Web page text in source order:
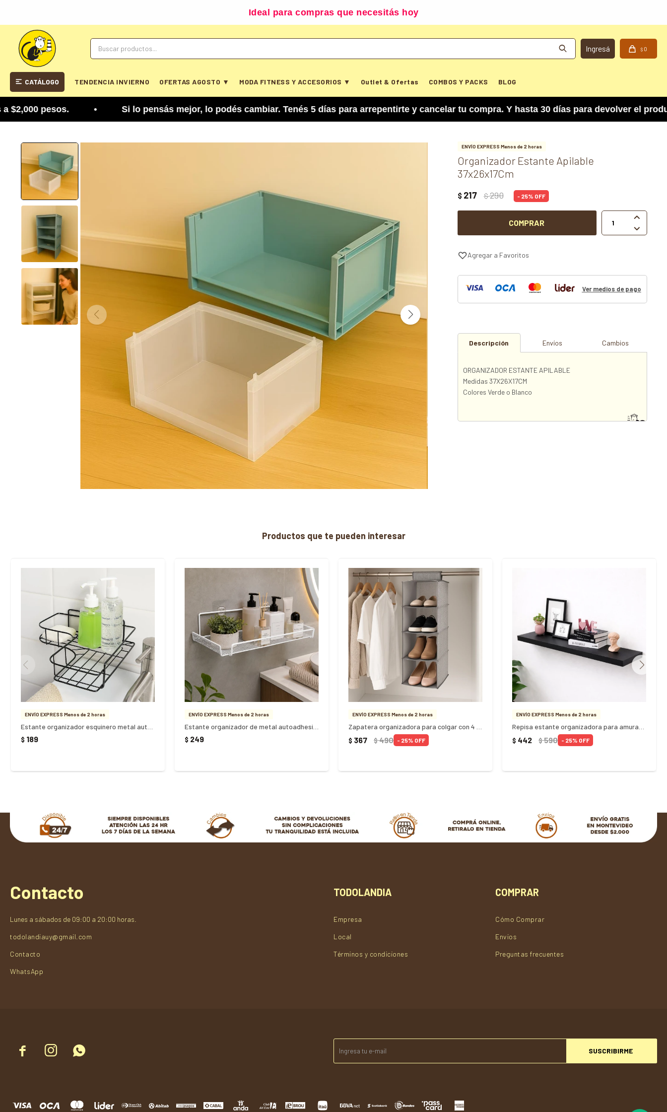
Ideal para compras que necesitás hoy
CATÁLOGO TENDENCIA INVIERNO OFERTAS AGOSTO ▼ MODA FITNESS Y ACCESORIOS ▼ Outlet & Ofertas COMBOS Y PACKS BLOG
$ 0
pesos. • Si lo pensás mejor, lo podés cambiar. Tenés 5 días para arrepentirte y cancelar tu compra. Y hasta 30 días para devolver el
ENVÍO EXPRESS Menos de 2 horas
Organizador Estante Apilable
37x26x17Cm
$ 217 $290 25
COMPRAR


Ver medios de pago
Descripción Envíos Cambios
ORGANIZADOR ESTANTE APILABLE
Medidas 37X26X17CM
Colores Verde o Blanco
Productos que te pueden interesar
ENVÍO EXPRESS Menos de 2 horas
$ 189
ENVÍO EXPRESS Menos de 2 horas
$ 249
ENVÍO EXPRESS Menos de 2 horas
$ 367 $490 25
ENVÍO EXPRESS Menos de 2 horas
$ 442 $590 25
   SUSCRIBIRME
Contacto
Lunes a sábados de 09:00 a 20:00 horas.
todolandiauy@gmail.com
Contacto
WhatsApp
TODOLANDIA
Empresa
Local
Términos y condiciones
COMPRAR
Cómo Comprar
Envios
Preguntas frecuentes